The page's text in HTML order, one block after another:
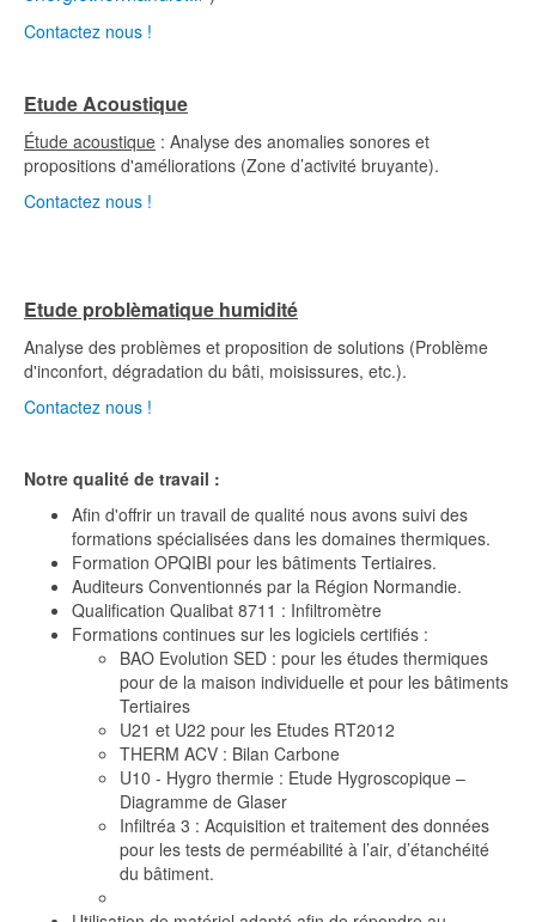
Contactez nous !
Etude Acoustique
Étude acoustique : Analyse des anomalies sonores et
propositions d'améliorations (Zone d’activité bruyante).
Contactez nous !
Etude problèmatique humidité
Analyse des problèmes et proposition de solutions (Problème
d'inconfort, dégradation du bâti, moisissures, etc.).
Contactez nous !
Notre qualité de travail :
Afin d'offrir un travail de qualité nous avons suivi des
formations spécialisées dans les domaines thermiques.
Formation OPQIBI pour les bâtiments Tertiaires.
Auditeurs Conventionnés par la Région Normandie.
Qualification Qualibat 8711 : Infiltromètre
Formations continues sur les logiciels certifiés :
BAO Evolution SED : pour les études thermiques
pour de la maison individuelle et pour les bâtiments
Tertiaires
U21 et U22 pour les Etudes RT2012
THERM ACV : Bilan Carbone
U10 - Hygro thermie : Etude Hygroscopique –
Diagramme de Glaser
Infiltréa 3 : Acquisition et traitement des données
pour les tests de perméabilité à l’air, d’étanchéité
du bâtiment.